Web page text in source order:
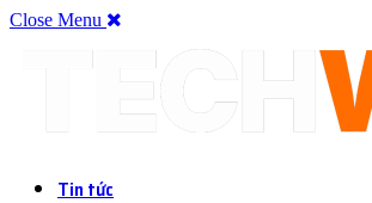
Close Menu
Tin tức